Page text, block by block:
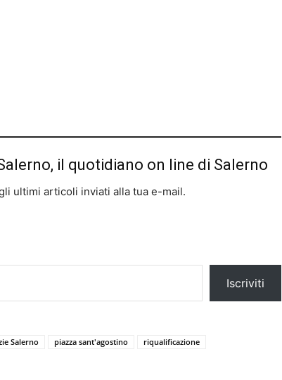
il quotidiano on line di Salerno
ultimi articoli inviati alla tua e-mail.
Iscriviti
Salerno piazza sant'agostino
riqualificazione